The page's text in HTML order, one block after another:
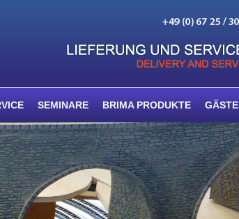
SEMINARE BRIMA PRODUKTE